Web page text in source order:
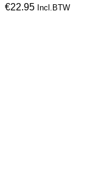
€22.95 Incl.BTW